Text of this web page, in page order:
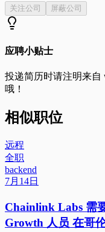
关注公司 屏蔽公司
应聘小贴士
投递简历时请注明来自
哦！
相似职位
远程
全职
backend
7月14日
Chainlink Labs 需
Growth 人员 在哥